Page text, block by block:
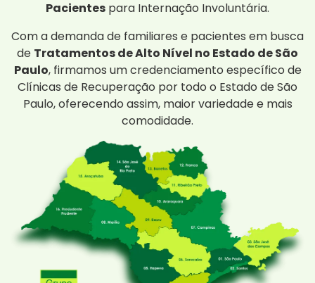
Pacientes para Internação Involuntária.
Com a demanda de familiares e pacientes em busca
de Tratamentos de Alto Nível no Estado de São
Paulo, firmamos um credenciamento específico de
Clínicas de Recuperação por todo o Estado de São
Paulo, oferecendo assim, maior variedade e mais
comodidade.